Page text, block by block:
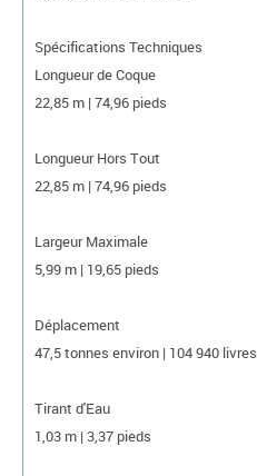
Spécifications Techniques
Longueur de Coque
22,85 m | 74,96 pieds
Longueur Hors Tout
22,85 m | 74,96 pieds
Largeur Maximale
5,99 m | 19,65 pieds
Déplacement
47,5 tonnes environ | 104 940 livres
Tirant d'Eau
1,03 m | 3,37 pieds